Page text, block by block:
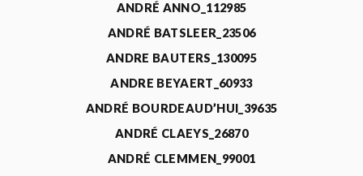
ANDRÉ ANNO_112985
ANDRÉ BATSLEER_23506
ANDRE BAUTERS_130095
ANDRE BEYAERT_60933
ANDRÉ BOURDEAUD’HUI_39635
ANDRÉ CLAEYS_26870
ANDRÉ CLEMMEN_99001